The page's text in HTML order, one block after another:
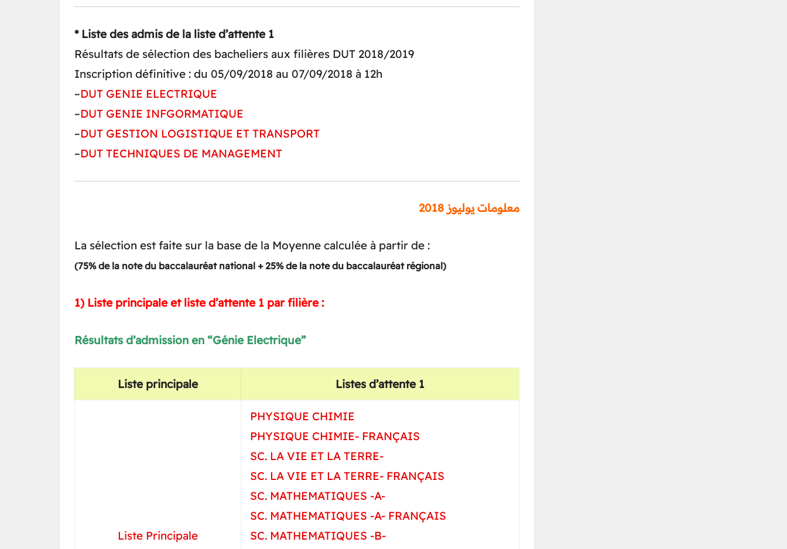
* Liste des admis de la liste d’attente 1
Résultats de sélection des bacheliers aux filières DUT 2018/2019
Inscription définitive : du 05/09/2018 au 07/09/2018 à 12h
–DUT GENIE ELECTRIQUE
–DUT GENIE INFGORMATIQUE
–DUT GESTION LOGISTIQUE ET TRANSPORT
–DUT TECHNIQUES DE MANAGEMENT
معلومات يوليوز 2018
La sélection est faite sur la base de la Moyenne calculée à partir de :
(75% de la note du baccalauréat national + 25% de la note du baccalauréat régional)
1) Liste principale et liste d’attente 1 par filière :
Résultats d’admission en “Génie Electrique”
Liste principale Listes d’attente 1
Liste Principale
PHYSIQUE CHIMIE
PHYSIQUE CHIMIE- FRANÇAIS
SC. LA VIE ET LA TERRE-
SC. LA VIE ET LA TERRE- FRANÇAIS
SC. MATHEMATIQUES -A-
SC. MATHEMATIQUES -A- FRANÇAIS
SC. MATHEMATIQUES -B-